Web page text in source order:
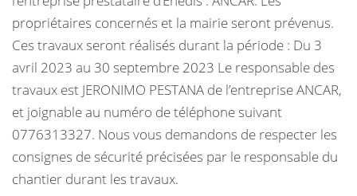
propriétaires concernés et la mairie seront prévenus.
Ces travaux seront réalisés durant la période : Du 3
avril 2023 au 30 septembre 2023 Le responsable des
travaux est JERONIMO PESTANA de l’entreprise ANCAR,
et joignable au numéro de téléphone suivant
0776313327. Nous vous demandons de respecter les
consignes de sécurité précisées par le responsable du
chantier durant les travaux.